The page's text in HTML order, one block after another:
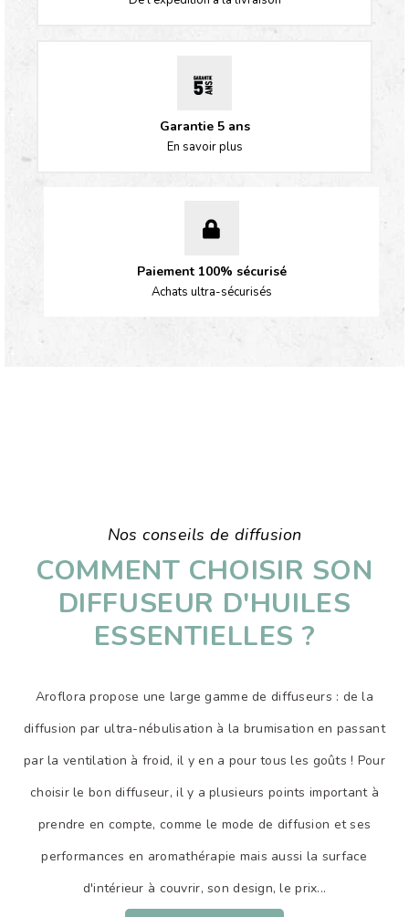
Garantie 5 ans
En savoir plus
Paiement 100% sécurisé
Achats ultra-sécurisés
Nos conseils de diffusion
COMMENT CHOISIR SON
DIFFUSEUR D'HUILES
ESSENTIELLES ?
Aroflora propose une large gamme de diffuseurs : de la
diffusion par ultra-nébulisation à la brumisation en passant
par la ventilation à froid, il y en a pour tous les goûts ! Pour
choisir le bon diffuseur, il y a plusieurs points important à
prendre en compte, comme le mode de diffusion et ses
performances en aromathérapie mais aussi la surface
d'intérieur à couvrir, son design, le prix...